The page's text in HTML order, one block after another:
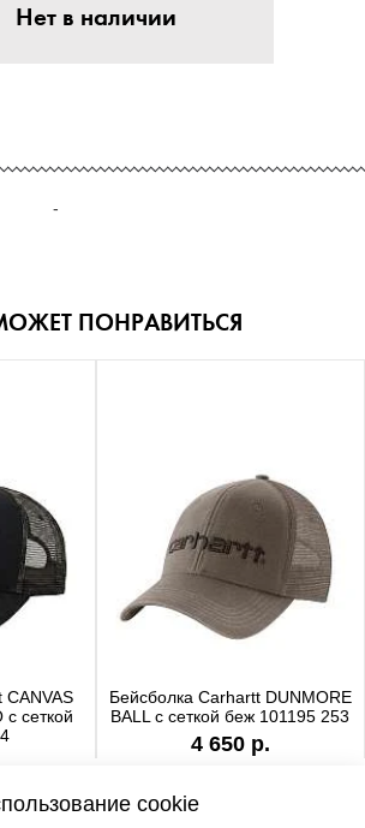
Нет в наличии
-
ПОНРАВИТЬСЯ
CANVAS
с сеткой
Бейсболка Carhartt DUNMORE
BALL с сеткой беж 101195 253
4 650 р.
cookie